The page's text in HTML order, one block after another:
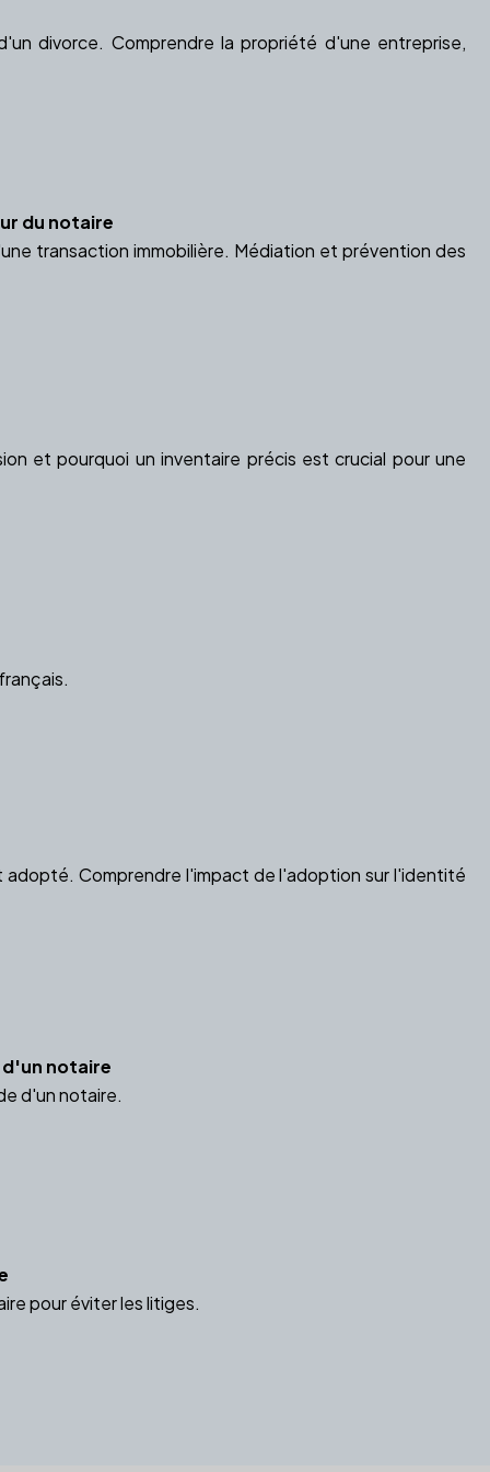
divorce. Comprendre la propriété d'une entreprise,
du notaire
transaction immobilière. Médiation et prévention des
et pourquoi un inventaire précis est crucial pour une
Comprendre l'impact de l'adoption sur l'identité
notaire
d'un notaire.
pour éviter les litiges.